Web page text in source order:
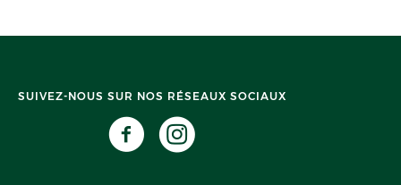
SUIVEZ-NOUS SUR NOS RÉSEAUX SOCIAUX